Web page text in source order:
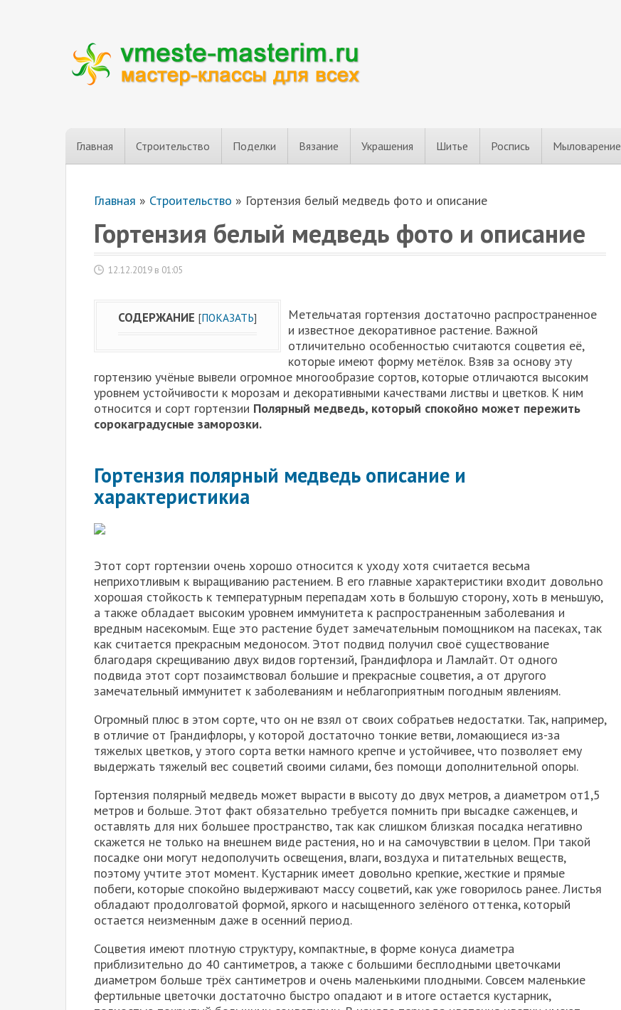
Главная Строительство Поделки Вязание Украшения Шитье Роспись Мыловарение
Главная » Строительство » Гортензия белый медведь фото и описание
Гортензия белый медведь фото и описание
12.12.2019 в 01:05
СОДЕРЖАНИЕ [ПОКАЗАТЬ]
Метельчатая гортензия достаточно распространенное
и известное декоративное растение. Важной
отличительно особенностью считаются соцветия её,
которые имеют форму метёлок. Взяв за основу эту
гортензию учёные вывели огромное многообразие сортов, которые отличаются высоким
уровнем устойчивости к морозам и декоративными качествами листвы и цветков. К ним
относится и сорт гортензии Полярный медведь, который спокойно может пережить
сорокаградусные заморозки.
Гортензия полярный медведь описание и
характеристикиа
Этот сорт гортензии очень хорошо относится к уходу хотя считается весьма
неприхотливым к выращиванию растением. В его главные характеристики входит довольно
хорошая стойкость к температурным перепадам хоть в большую сторону, хоть в меньшую,
а также обладает высоким уровнем иммунитета к распространенным заболевания и
вредным насекомым. Еще это растение будет замечательным помощником на пасеках, так
как считается прекрасным медоносом. Этот подвид получил своё существование
благодаря скрещиванию двух видов гортензий, Грандифлора и Ламлайт. От одного
подвида этот сорт позаимствовал большие и прекрасные соцветия, а от другого
замечательный иммунитет к заболеваниям и неблагоприятным погодным явлениям.
Огромный плюс в этом сорте, что он не взял от своих собратьев недостатки. Так, например,
в отличие от Грандифлоры, у которой достаточно тонкие ветви, ломающиеся из-за
тяжелых цветков, у этого сорта ветки намного крепче и устойчивее, что позволяет ему
выдержать тяжелый вес соцветий своими силами, без помощи дополнительной опоры.
Гортензия полярный медведь может вырасти в высоту до двух метров, а диаметром от1,5
метров и больше. Этот факт обязательно требуется помнить при высадке саженцев, и
оставлять для них большее пространство, так как слишком близкая посадка негативно
скажется не только на внешнем виде растения, но и на самочувствии в целом. При такой
посадке они могут недополучить освещения, влаги, воздуха и питательных веществ,
поэтому учтите этот момент. Кустарник имеет довольно крепкие, жесткие и прямые
побеги, которые спокойно выдерживают массу соцветий, как уже говорилось ранее. Листья
обладают продолговатой формой, яркого и насыщенного зелёного оттенка, который
остается неизменным даже в осенний период.
Соцветия имеют плотную структуру, компактные, в форме конуса диаметра
приблизительно до 40 сантиметров, а также с большими бесплодными цветочками
диаметром больше трёх сантиметров и очень маленькими плодными. Совсем маленькие
фертильные цветочки достаточно быстро опадают и в итоге остается кустарник,